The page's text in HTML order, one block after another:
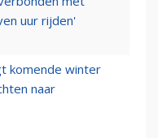
uur rijden'
komende winter
naar